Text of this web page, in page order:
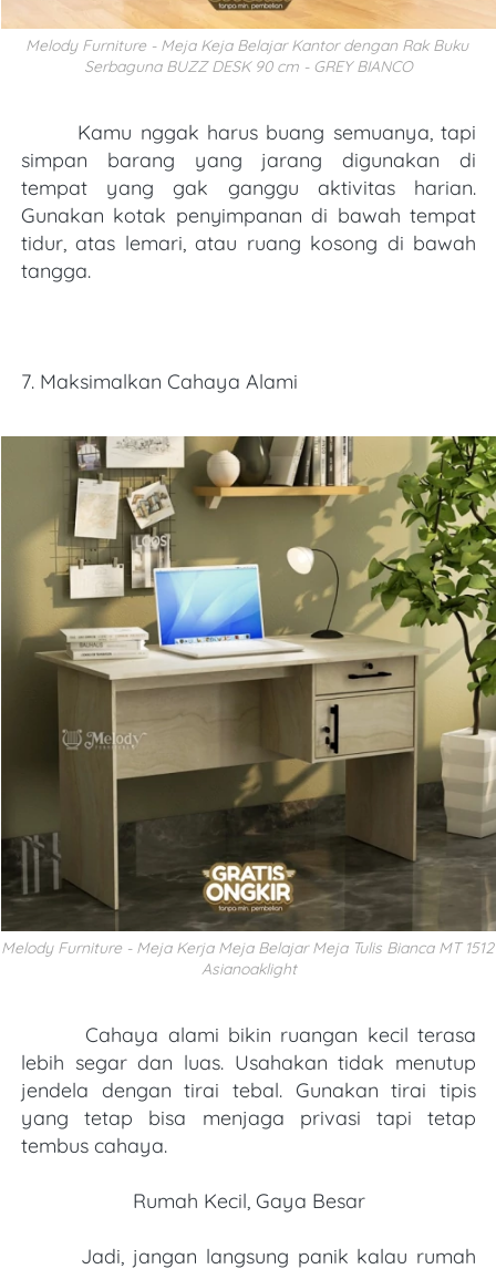
Melody Furniture - Meja Keja Belajar Kantor dengan Rak Buku
Serbaguna BUZZ DESK 90 cm - GREY BIANCO
Kamu nggak harus buang semuanya, tapi
simpan barang yang jarang digunakan di
tempat yang gak ganggu aktivitas harian.
Gunakan kotak penyimpanan di bawah tempat
tidur, atas lemari, atau ruang kosong di bawah
tangga.
7. Maksimalkan Cahaya Alami
Melody Furniture - Meja Kerja Meja Belajar Meja Tulis Bianca MT 1512
Asianoaklight
Cahaya alami bikin ruangan kecil terasa
lebih segar dan luas. Usahakan tidak menutup
jendela dengan tirai tebal. Gunakan tirai tipis
yang tetap bisa menjaga privasi tapi tetap
tembus cahaya.
Rumah Kecil, Gaya Besar